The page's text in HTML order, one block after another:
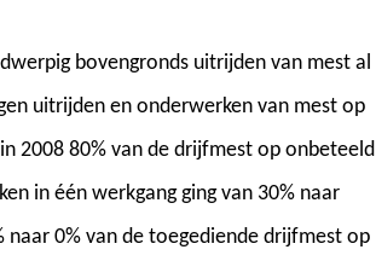
bovengronds uitrijden van mest al
uitrijden en onderwerken van mest op
2008 80% van de drijfmest op onbeteeld
in één werkgang ging van 30% naar
naar 0% van de toegediende drijfmest op